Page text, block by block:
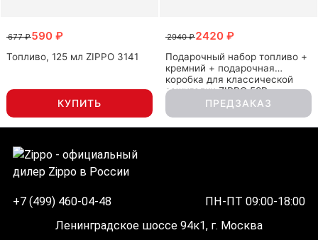
677 ₽590 ₽
Топливо, 125 мл ZIPPO 3141
КУПИТЬ
2940 ₽2420 ₽
Подарочный набор топливо +
кремний + подарочная
коробка для классической
зажигалки ZIPPO 50R
ПРЕДЗАКАЗ
+7 (499) 460-04-48
ПН-ПТ 09:00-18:00
Ленинградское шоссе 94к1, г. Москва